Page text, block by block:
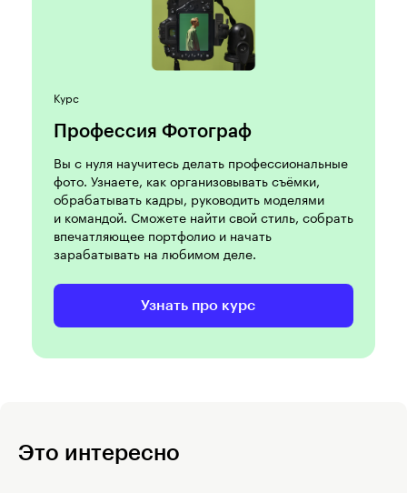
Курс
Профессия Фотограф
Вы с нуля научитесь делать профессиональные
фото. Узнаете, как организовывать съёмки,
обрабатывать кадры, руководить моделями
и командой. Сможете найти свой стиль, собрать
впечатляющее портфолио и начать
зарабатывать на любимом деле.
Узнать про курс
Это интересно